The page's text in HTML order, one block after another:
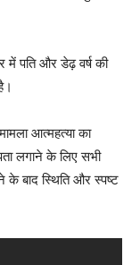
में पति और डेढ़ वर्ष की
आत्महत्या का
लगाने के लिए सभी
के बाद स्थिति और स्पष्ट